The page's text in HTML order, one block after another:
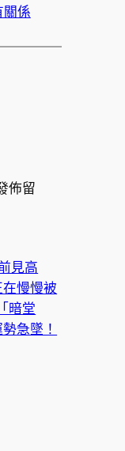
關係
佈留
見高
慢慢被
暗堂
急墜！